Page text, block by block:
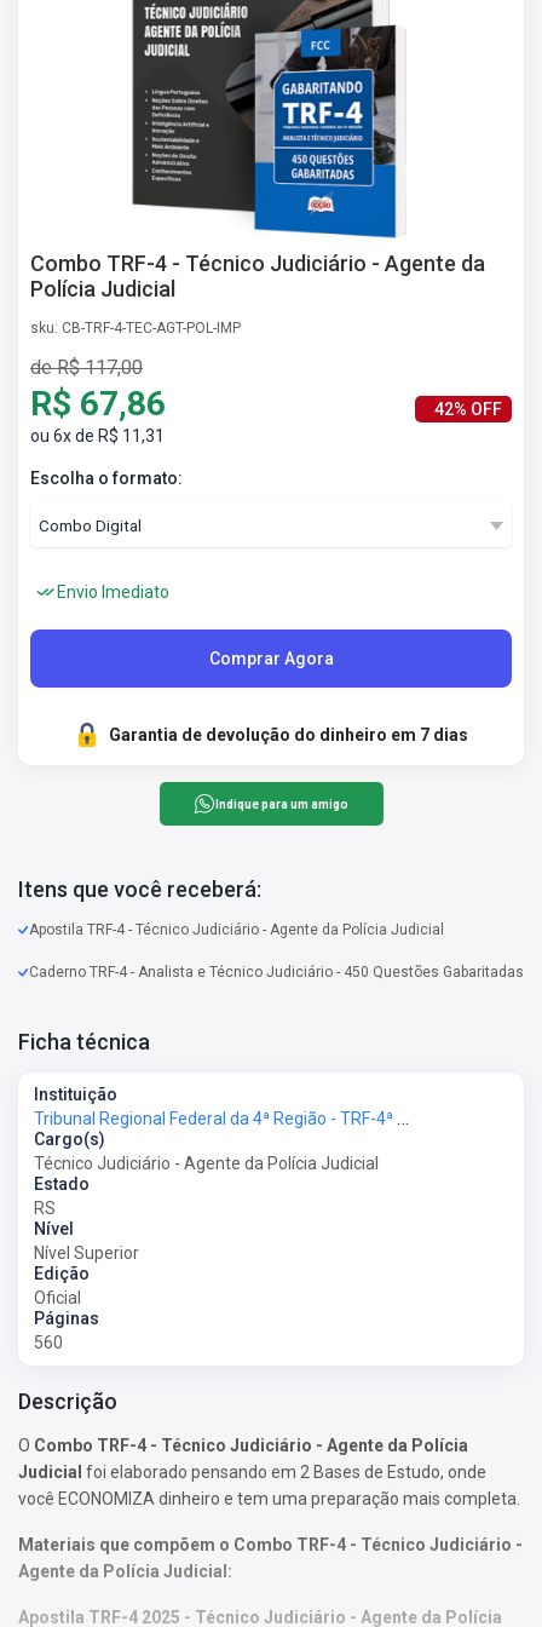
Combo TRF-4 - Técnico Judiciário - Agente da
Polícia Judicial
sku: CB-TRF-4-TEC-AGT-POL-IMP
de R$ 117,00
R$ 67,86
ou 6x de R$ 11,31
42% OFF
Escolha o formato:
Envio Imediato
Comprar Agora
Garantia de devolução do dinheiro em 7 dias
Indique para um amigo
Itens que você receberá:
Apostila TRF-4 - Técnico Judiciário - Agente da Polícia Judicial
Caderno TRF-4 - Analista e Técnico Judiciário - 450 Questões Gabaritadas
Ficha técnica
Instituição
Tribunal Regional Federal da 4ª Região - TRF-4ª Região
Cargo(s)
Técnico Judiciário - Agente da Polícia Judicial
Estado
RS
Nível
Nível Superior
Edição
Oficial
Páginas
560
Descrição
O Combo TRF-4 - Técnico Judiciário - Agente da Polícia
Judicial foi elaborado pensando em 2 Bases de Estudo, onde
você ECONOMIZA dinheiro e tem uma preparação mais completa.
Materiais que compõem o Combo TRF-4 - Técnico Judiciário -
Agente da Polícia Judicial:
Apostila TRF-4 2025 - Técnico Judiciário - Agente da Polícia